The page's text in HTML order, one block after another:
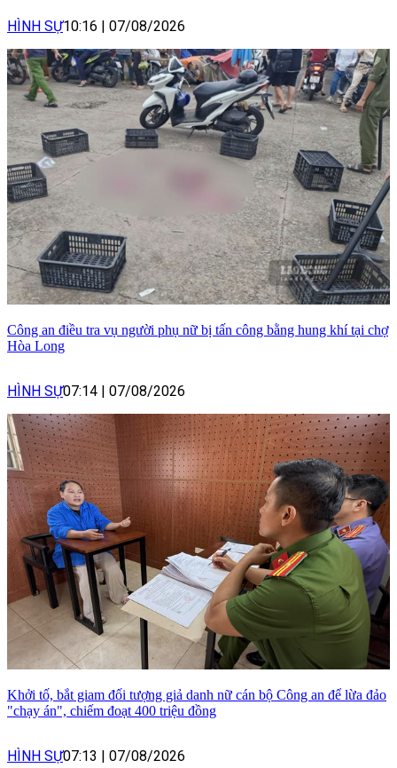
HÌNH SỰ10:16 | 07/08/2026
Công an điều tra vụ người phụ nữ bị tấn công bằng hung khí tại chợ
Hòa Long
HÌNH SỰ07:14 | 07/08/2026
Khởi tố, bắt giam đối tượng giả danh nữ cán bộ Công an để lừa đảo
"chạy án", chiếm đoạt 400 triệu đồng
HÌNH SỰ07:13 | 07/08/2026